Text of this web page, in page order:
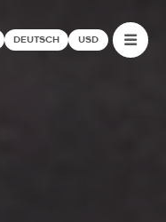
DEUTSCH USD